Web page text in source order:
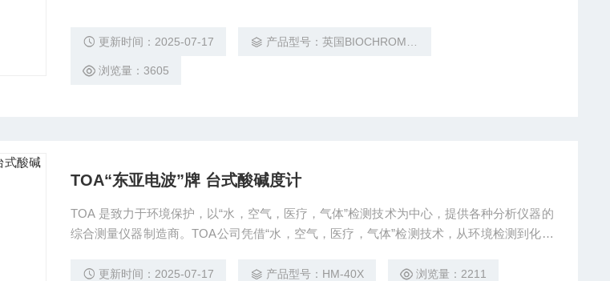
更新时间：2025-07-17 产品型号：英国BIOCHROM拜尔控 Libra S32/S32PC
浏览量：3605
TOA“东亚电波”牌 台式酸碱度计
TOA 是致力于环境保护，以“水，空气，医疗，气体”检测技术为中心，提供各种分析仪器的
综合测量仪器制造商。TOA公司凭借“水，空气，医疗，气体”检测技术，从环境检测到化学
的不同需求。TOA从客户的角度出发，利用多年来培养的*技术，为客户提供各种产品和服
更新时间：2025-07-17 产品型号：HM-40X 浏览量：2211